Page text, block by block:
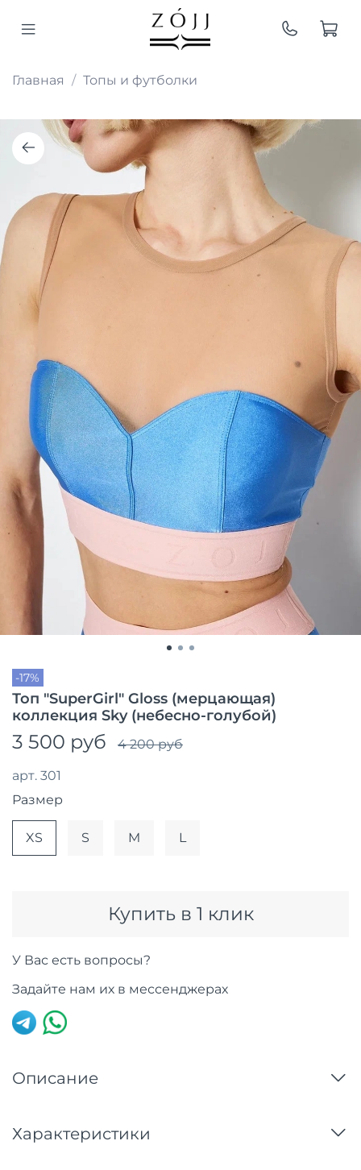
Главная Топы и футболки
-17%
арт. 301
Топ "SuperGirl" Gloss (мерцающая)
коллекция Sky (небесно-голубой)
3 500 руб 4 200 руб
Купить в 1 клик
Размер
XS S M L
У Вас есть вопросы?
Задайте нам их в мессенджерах
Описание
Характеристики